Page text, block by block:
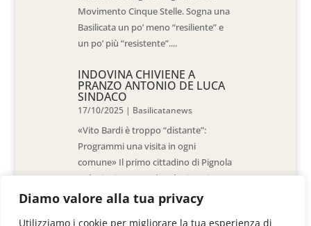
Diamo valore alla tua privacy
Utilizziamo i cookie per migliorare la tua esperienza di
Movimento Cinque Stelle. Sogna una
Basilicata un po’ meno “resiliente” e
un po’ più “resistente”....
INDOVINA CHIVIENE A
PRANZO ANTONIO DE LUCA
SINDACO
17/10/2025 | Basilicatanews
«Vito Bardi è troppo “distante”:
Programmi una visita in ogni
comune» Il primo cittadino di Pignola
«L’ho invitato a vedere la situazione
al Pantano, ma non è venuto. La
sensazione è che -come sindaci-